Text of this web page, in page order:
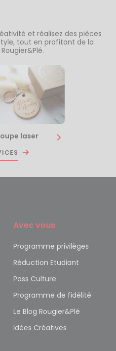
et réalisez des pièces
tout en profitant de la
laser
Avec vous
Programme privilèges
Réduction Etudiant
Pass Culture
Programme de fidélité
Le Blog Rougier&Plé
Idées Créatives